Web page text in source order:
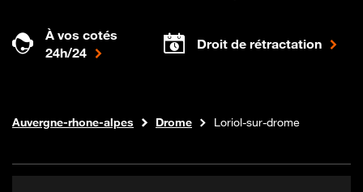
À vos cotés
24h/24
Droit de rétractation
Boutique Orange
Internet fibre
Auvergne-rhone-alpes Drome Loriol-sur-drome